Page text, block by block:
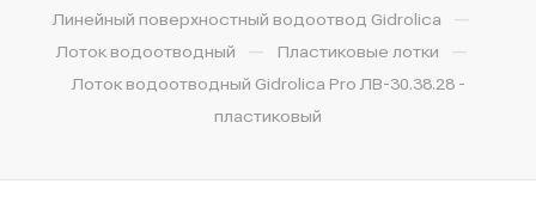
Линейный поверхностный водоотвод Gidrolica —
Лоток водоотводный — Пластиковые лотки —
Лоток водоотводный Gidrolica Pro ЛВ-30.38.28 -
пластиковый